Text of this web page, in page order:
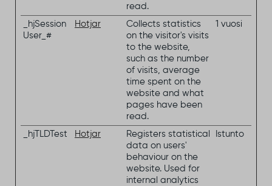
read.
_hjSession
User_#
Hotjar
Collects statistics
on the visitor's visits
to the website,
such as the number
of visits, average
time spent on the
website and what
pages have been
read.
1 vuosi
_hjTLDTest Hotjar
Registers statistical
data on users'
behaviour on the
website. Used for
internal analytics
Istunto